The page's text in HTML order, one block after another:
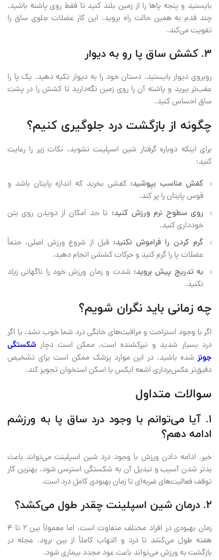
بایستید و پنجه پاها را از زمین بلند کنید تا فقط روی پاشنه باشید.
چند قدم به همین حالت راه بروید. این کار عضلات جلوی ساق را
تقویت می‌کند.
۳. کشش ساق پا رو به دیوار
روبروی دیوار بایستید. دستان خود را به دیوار تکیه دهید. یک پا را
عقب‌تر ببرید و پاشنه آن را روی زمین نگه‌دارید تا کشش را در پشت
ساق احساس کنید.
چگونه از بازگشت درد جلوگیری کنیم؟
برای اینکه دوباره گرفتار شین اسپلینت نشوید، نکات زیر را رعایت
کنید:
کفش مناسب بپوشید: کفشی بخرید که اندازه پایتان باشد و
قوس پایتان را پر کند.
روی سطوح نرم ورزش کنید: تا حد امکان از دویدن روی بتن
خودداری کنید.
گرم کردن را فراموش نکنید: قبل از شروع ورزش اصلی، حتماً
عضلات پا را گرم کنید و حرکات کششی انجام دهید.
به تدریج پیش بروید: شدت و زمان ورزش خود را ناگهانی زیاد
نکنید.
چه زمانی باید نگران شویم؟
اگر با وجود استراحت و مراقبت‌های خانگی درد شما خوب نشد، یا اگر
درد بسیار شدید و تیرکشنده است، ممکن است دچار شکستگی
جونز شده باشید. در این موارد پزشک ممکن است برای تشخیص
دقیق‌تر عکس‌برداری اشعه ایکس یا اسکن استخوان تجویز کند.
سوالات متداول
۱. آیا می‌توانم با وجود درد ساق پا به ورزشم
ادامه دهم؟
خیر. ادامه دادن ورزش با وجود درد شین اسپلینت می‌تواند باعث
بدتر شدن آسیب و تبدیل آن به شکستگی استرسی شود. بهترین کار
توقف فعالیت‌های ضربه‌ای تا زمان بهبودی کامل درد است.
۲. درمان شین اسپلینت چقدر طول می‌کشد؟
زمان بهبودی در افراد مختلف متفاوت است، اما معمولاً بین ۲ تا ۴
هفته طول می‌کشد تا درد و التهاب کاملاً از بین برود. عجله در
بازگشت به ورزش می‌تواند باعث عود مجدد بیماری شود.